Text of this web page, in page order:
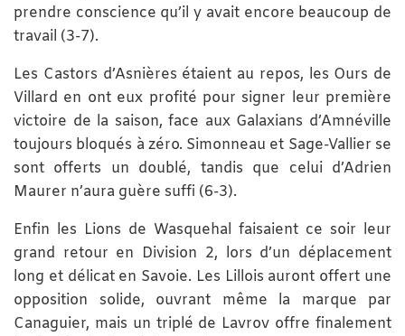
prendre conscience qu’il y avait encore beaucoup de
travail (3-7).
Les Castors d’Asnières étaient au repos, les Ours de
Villard en ont eux profité pour signer leur première
victoire de la saison, face aux Galaxians d’Amnéville
toujours bloqués à zéro. Simonneau et Sage-Vallier se
sont offerts un doublé, tandis que celui d’Adrien
Maurer n’aura guère suffi (6-3).
Enfin les Lions de Wasquehal faisaient ce soir leur
grand retour en Division 2, lors d’un déplacement
long et délicat en Savoie. Les Lillois auront offert une
opposition solide, ouvrant même la marque par
Canaguier, mais un triplé de Lavrov offre finalement